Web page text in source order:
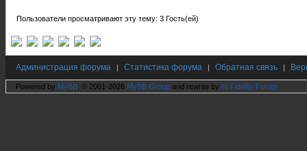
Пользователи просматривают эту тему: 3 Гость(ей)
Администрация форума | Статистика форума | Обратная связь |
Powered by MyBB , © 2001-2026 MyBB Group and rewrite by Hi Fidelity Forum